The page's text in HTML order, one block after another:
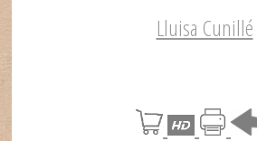
Lluisa Cunillé